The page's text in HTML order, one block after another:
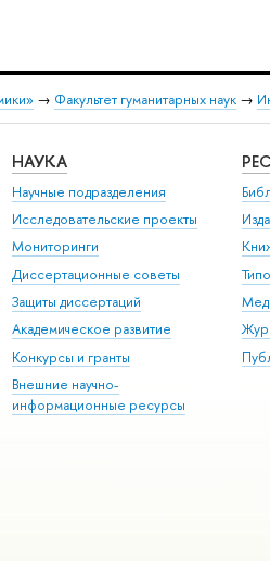
→ Факультет гуманитарных наук →
НАУКА
Научные подразделения
Исследовательские проекты
Мониторинги
Диссертационные советы
Защиты диссертаций
Академическое развитие
Конкурсы и гранты
Внешние научно-
информационные ресурсы